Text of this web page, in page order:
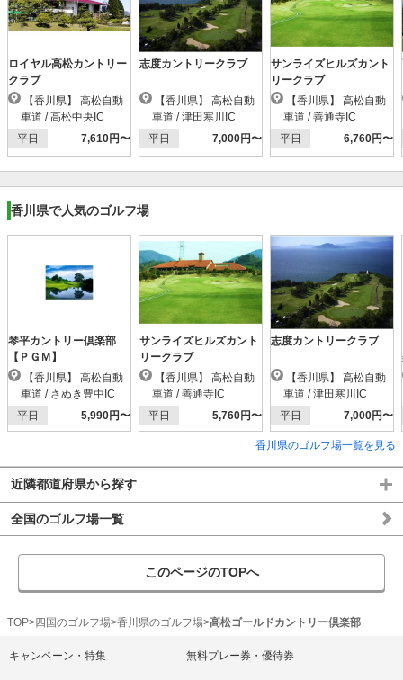
ロイヤル高松カントリー
クラブ
車道 / 高松中央IC
平日
7,610円〜
志度カントリークラブ
車道 / 津田寒川IC
平日
7,000円〜
サンライズヒルズカント
リークラブ
車道 / 善通寺IC
平日
6,760円〜
香川県で人気のゴルフ場
琴平カントリー倶楽部
【ＰＧＭ】
車道 / さぬき豊中IC
平日
5,990円〜
サンライズヒルズカント
リークラブ
車道 / 善通寺IC
平日
5,760円〜
志度カントリークラブ
車道 / 津田寒川IC
平日
7,000円〜
香川県のゴルフ場一覧を見る
近隣都道府県から探す
全国のゴルフ場一覧
このページのTOPへ
TOP 四国のゴルフ場 香川県のゴルフ場 高松ゴールドカントリー倶楽部
キャンペーン・特集 無料プレー券・優待券